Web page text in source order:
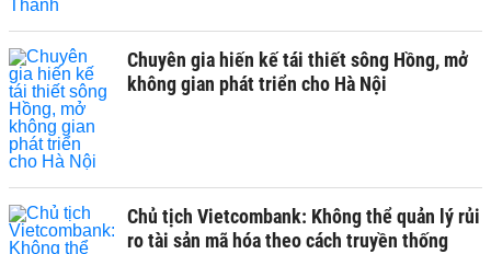
Chuyên gia hiến kế tái thiết sông Hồng, mở
không gian phát triển cho Hà Nội
Chủ tịch Vietcombank: Không thể quản lý rủi
ro tài sản mã hóa theo cách truyền thống